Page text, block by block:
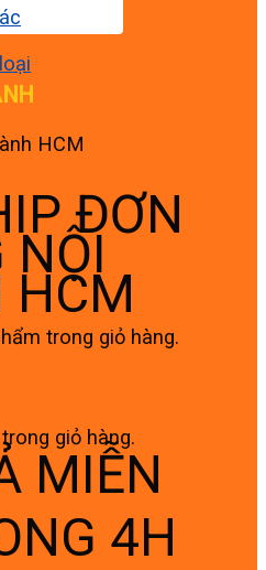
HCM
trong giỏ hàng.
giỏ hàng.
ĐƠN
NỘI
HCM
MIỄN
4H